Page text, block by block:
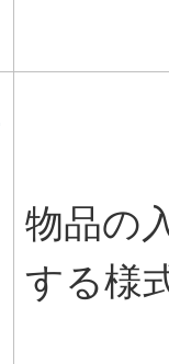
物品の
する様